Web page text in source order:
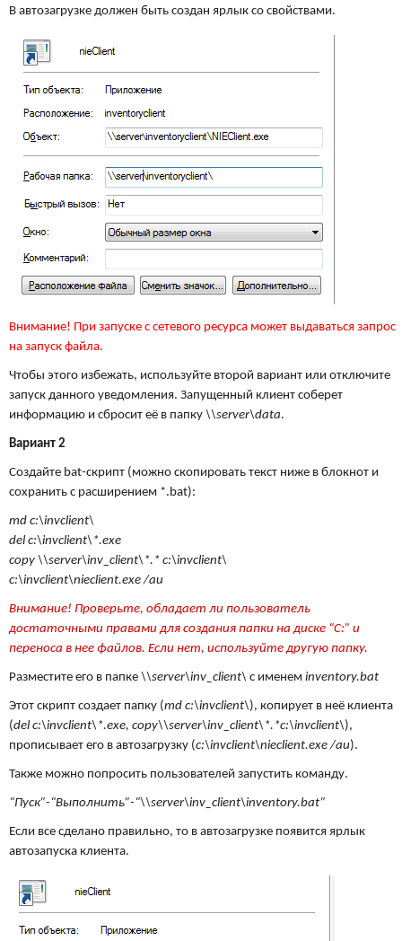
В автозагрузке должен быть создан ярлык со свойствами.
Внимание! При запуске с сетевого ресурса может выдаваться запрос
на запуск файла.
Чтобы этого избежать, используйте второй вариант или отключите
запуск данного уведомления. Запущенный клиент соберет
информацию и сбросит её в папку \\server\data.
Вариант 2
Создайте bat-скрипт (можно скопировать текст ниже в блокнот и
сохранить с расширением *.bat):
md c:\invclient\
del c:\invclient\*.exe
copy \\server\inv_client\*.* c:\invclient\
c:\invclient\nieclient.exe /au
Внимание! Проверьте, обладает ли пользователь
достаточными правами для создания папки на диске “С:” и
переноса в нее файлов. Если нет, используйте другую папку.
Разместите его в папке \\server\inv_client\ с именем inventory.bat
Этот скрипт создает папку (md c:\invclient\), копирует в неё клиента
(del c:\invclient\*.exe, copy\\server\inv_client\*.*c:\invclient\),
прописывает его в автозагрузку (c:\invclient\nieclient.exe /au).
Также можно попросить пользователей запустить команду.
“Пуск”-“Выполнить”-“\\server\inv_client\inventory.bat”
Если все сделано правильно, то в автозагрузке появится ярлык
автозапуска клиента.